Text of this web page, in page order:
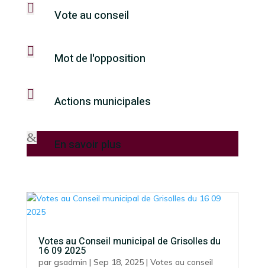
 Vote au conseil
 Mot de l'opposition
 Actions municipales
& En savoir plus
Votes au Conseil municipal de Grisolles du
16 09 2025
par gsadmin | Sep 18, 2025| Votes au conseil